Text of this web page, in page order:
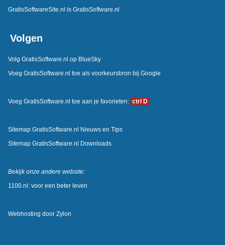
GratisSoftwareSite.nl is GratisSoftware.nl
Volgen
Volg GratisSoftware.nl op BlueSky
Voeg GratisSoftware.nl toe als voorkeursbron bij Google
Voeg GratisSoftware.nl toe aan je favorieten: ctrl D
Sitemap GratisSoftware.nl Nieuws en Tips
Sitemap GratisSoftware.nl Downloads
Bekijk onze andere website:
1100.nl: voor een beter leven
Webhosting door Zylon